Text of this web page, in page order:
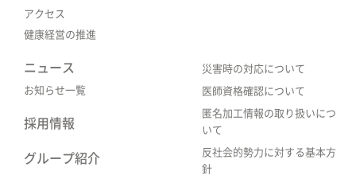
アクセス
健康経営の推進
ニュース
お知らせ一覧
採用情報
グループ紹介
災害時の対応について
医師資格確認について
匿名加工情報の取り扱いにつ
いて
反社会的勢力に対する基本方
針